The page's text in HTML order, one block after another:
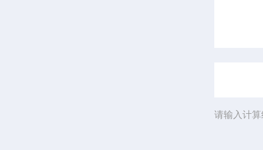
请输入计